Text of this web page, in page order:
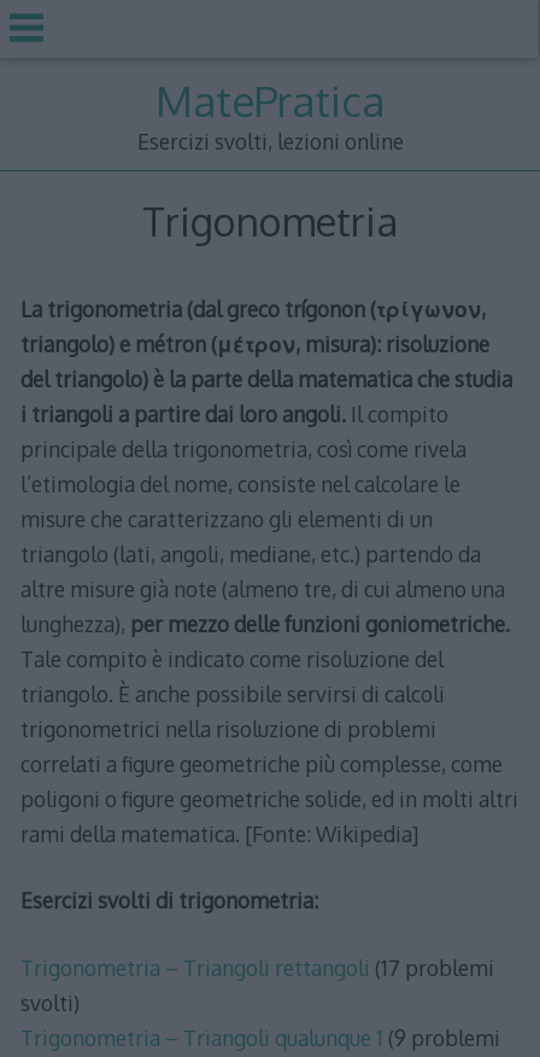
MatePratica
Esercizi svolti, lezioni online
Trigonometria
La trigonometria (dal greco trígonon (τρίγωνον,
triangolo) e métron (μέτρον, misura): risoluzione
del triangolo) è la parte della matematica che studia
i triangoli a partire dai loro angoli.Il compito
principale della trigonometria, così come rivela
l’etimologia del nome, consiste nel calcolare le
misure che caratterizzano gli elementi di un
triangolo (lati, angoli, mediane, etc.) partendo da
altre misure già note (almeno tre, di cui almeno una
lunghezza), per mezzo delle funzioni goniometriche.
Tale compito è indicato come risoluzione del
triangolo. È anche possibile servirsi di calcoli
trigonometrici nella risoluzione di problemi
correlati a figure geometriche più complesse, come
poligoni o figure geometriche solide, ed in molti altri
rami della matematica. [Fonte: Wikipedia]
Esercizi svolti di trigonometria:
Trigonometria – Triangoli rettangoli (17 problemi
svolti)
Trigonometria – Triangoli qualunque 1 (9 problemi